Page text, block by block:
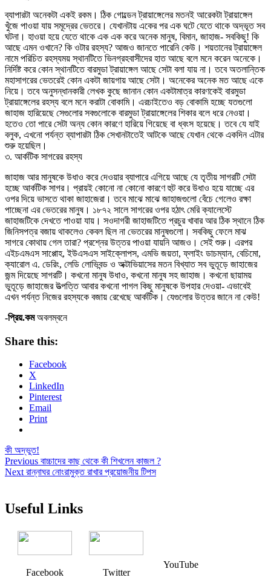
ব্যাপারটা অনেকটা একই রকম। ঠিক গোল্ডেন ট্রায়াঙ্গেলের মতনই আরেকটা ট্রায়াঙ্গেল
খুঁজে পাওয়া যায় সমূদ্রের ভেতরে। যেখানটায় একের পর এক ঘটে যেতে থাকে অদ্ভূত সব
ঘটনা। হাওয়া হয়ে যেতে থাকে এক এক করে অনেক মানুষ, বিমান, জাহাজ- সবকিছু! কি
আছে এমন ওখানে? কি ওটার রহস্য? আজও জানতে পারেনি কেউ। শয়তানের ট্রায়াঙ্গেল
নামে পরিচিত রহস্যময় স্থানটিতে ভিনগ্রহবাসীদের হাত আছে বলে মনে করেন অনেকে।
নির্দিষ্ট করে কোন স্থানটিতে বারমুডা ট্রায়াঙ্গেল আছে সেটা বলা যায় না। তবে অতলান্তিক
মহাসাগরের ভেতরেই কোন একটা জায়গায় আছে সেটা। অনেকের অনেক মত আছে একে
নিয়ে। তবে অনুসন্ধানকারী লেখক কুছে জানান কোন একটামাত্র কারণকেই বারমুডা
ট্রায়াঙ্গেলের রহস্য বলে মনে করাটা বোকামি। এরচাইতেও বড় বোকামি হচ্ছে যতগুলো
জাহাজ হারিয়েছে সেগুলোর সবগুলোকে বারমুডা ট্রায়াঙ্গেলের শিকার বলে ধরে নেওয়া।
হতেও তো পারে সেটা অন্য কোন কারণে হারিয়ে গিয়েছে বা ধ্বংস হয়েছে। তবে যে যাই
বলুক, এখনো পর্যন্ত ব্যাপারটা ঠিক সেখানটাতেই আটকে আছে যেখান থেকে একদিন এটার
শুরু হয়েছিল।
৩. আর্কটিক সাগরের রহস্য
জাহাজ আর মানুষকে উধাও করে দেওয়ার ব্যাপারে এগিয়ে আছে যে তৃতীয় সাগরটি সেটা
হচ্ছে আর্কটিক সাগর। প্রায়ই কোনো না কোনো কারণে হুট করে উধাও হয়ে যাচ্ছে এর
ওপর দিয়ে ভাসতে থাকা জাহাজেরা। তবে মাঝে মাঝে জাহাজগুলো বেঁচে গেলেও রক্ষা
পাচ্ছেনা এর ভেতরের মানুষ। ১৮৭২ সালে সাগরের ওপর হঠাৎ মেরি ক্যালেস্টে
জাহাজটিকে দেখতে পাওয়া যায়। সওদাগরী জাহাজটিতে প্রচুর খাবার আর ঠিক স্থানে ঠিক
জিনিসপত্র বজায় থাকলেও কেবল ছিল না ভেতরের মানুষগুলো। সবকিছু ফেলে মাঝ
সাগরে কোথায় গেল তারা? প্রশ্নের উত্তর পাওয়া যায়নি আজও। সেই শুরু। এরপর
এইচএমএস সাপ্পোহ, ইউএসএস সাইক্লোপস, এমভি জয়তা, ফ্লাইং ডাচম্যান, বেচিমো,
ক্যারোল এ. ডেরিং, লেডি লোভিবন্ড ও অক্টাভিয়াসের মতন বিখ্যাত সব ভুতূড়ে জাহাজের
জন্ম দিয়েছে সাগরটি। কখনো মানুষ উধাও, কখনো মানুষ সহ জাহাজ। কখনো ছায়াময়
ভুতূড়ে জাহাজের উত্পত্তি আবার কখনো পাগল কিছু মানুষকে উপহার দেওয়া- এভাবেই
এখন পর্যন্ত নিজের রহস্যকে বজায় রেখেছে আর্কটিক। যেগুলোর উত্তর জানে না কেউ!
-প্রিয়.কমঅবলম্বনে
Share this:
Facebook
X
LinkedIn
Pinterest
Email
Print
কী অদ্ভুত!
Post
navigation
Previous Previous
post:
বাচ্চাদের কাছ থেকে কী শিখলেন কাজল ?
Next Next
রান্নাঘর নোংরামুক্ত রাখার প্রয়োজনীয় টিপস
Useful Links
Facebook Twitter
YouTube